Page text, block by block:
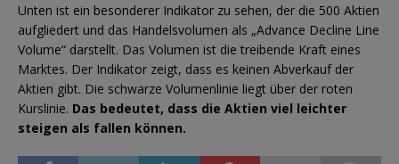
Unten ist ein besonderer Indikator zu sehen, der die 500 Aktien
aufgliedert und das Handelsvolumen als „Advance Decline Line
Volume“ darstellt. Das Volumen ist die treibende Kraft eines
Marktes. Der Indikator zeigt, dass es keinen Abverkauf der
Aktien gibt. Die schwarze Volumenlinie liegt über der roten
Kurslinie. Das bedeutet, dass die Aktien viel leichter
steigen als fallen können.